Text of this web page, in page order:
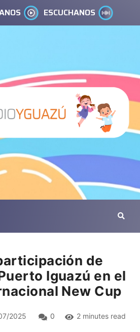
ESCUCHANOS
de
Iguazú en el
New Cup
2025 0 2 minutes read